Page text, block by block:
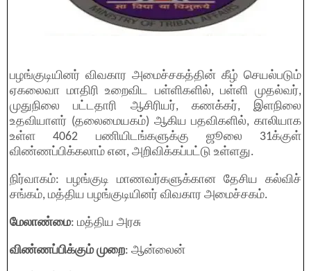
பழங்குடியினர் விவகார அமைச்சகத்தின் கீழ் செயல்படும்
ஏகலைவா மாதிரி உறைவிட பள்ளிகளில், பள்ளி முதல்வர்,
முதுநிலை பட்டதாரி ஆசிரியர், கணக்கர், இளநிலை
உதவியாளர் (தலைமையகம்) ஆகிய பதவிகளில், காலியாக
உள்ள 4062 பணியிடங்களுக்கு ஜூலை 31க்குள்
விண்ணப்பிக்கலாம் என, அறிவிக்கப்பட்டு உள்ளது.
நிர்வாகம்: பழங்குடி மாணவர்களுக்கான தேசிய கல்விச்
சங்கம், மத்திய பழங்குடியினர் விவகார அமைச்சகம்.
மேலாண்மை: மத்திய அரசு
விண்ணப்பிக்கும் முறை: ஆன்லைன்